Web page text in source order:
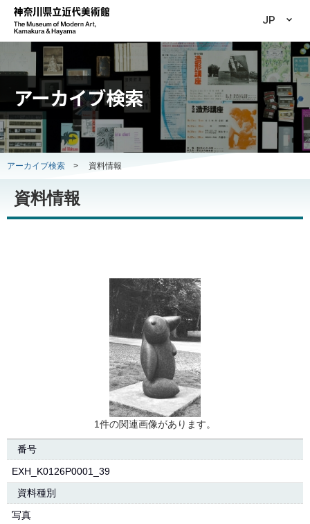
JP
アーカイブ検索
アーカイブ検索 > 資料情報
資料情報
1件の関連画像があります。
番号
EXH_K0126P0001_39
資料種別
写真